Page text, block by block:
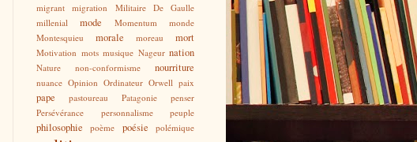
migrant migration
Militaire De Gaulle
millenial
mode Momentum
monde
Montesquieu
morale moreau mort
Motivation mots musique Nageur nation
Nature non-conformisme nourriture
nuance Opinion Ordinateur Orwell paix
pape pastoureau Patagonie
penser
Persévérance
personnalisme peuple
philosophie poème poésie polémique